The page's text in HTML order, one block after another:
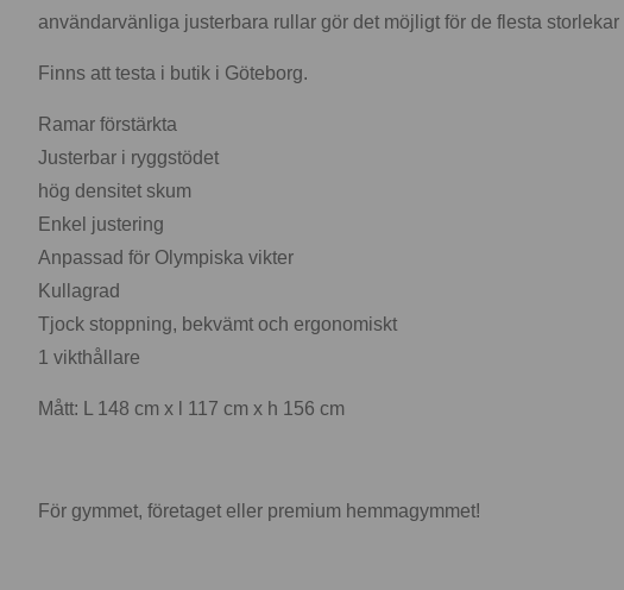
användarvänliga justerbara rullar gör det möjligt för de flesta storlekar
Finns att testa i butik i Göteborg.
Ramar förstärkta
Justerbar i ryggstödet
hög densitet skum
Enkel justering
Anpassad för Olympiska vikter
Kullagrad
Tjock stoppning, bekvämt och ergonomiskt
1 vikthållare
Mått: L 148 cm x l 117 cm x h 156 cm
För gymmet, företaget eller premium hemmagymmet!